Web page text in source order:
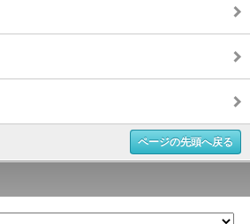
ページの先頭へ戻る